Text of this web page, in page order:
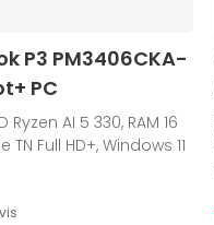
P3 PM3406CKA-
PC
Ryzen AI 5 330, RAM 16
TN Full HD+, Windows 11